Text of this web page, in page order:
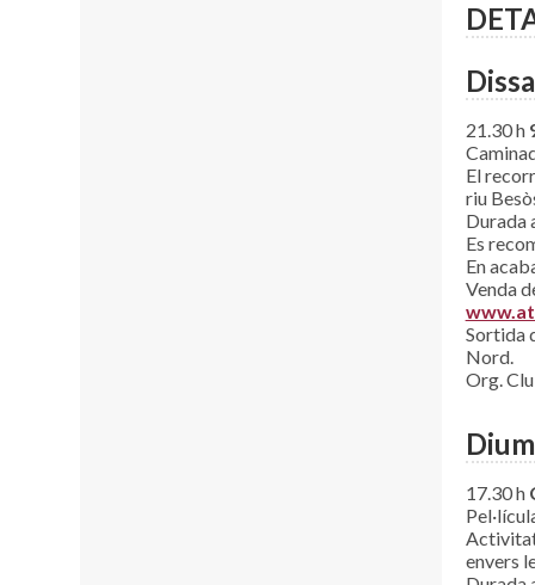
21.30 h
El
riu
Durada
Es
En
Venda
Sortida
Nord.
Org.
17.30 h
envers